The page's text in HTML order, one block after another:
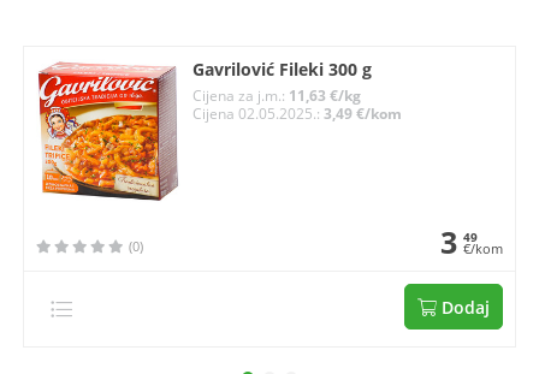
Gavrilović Fileki 300 g
Cijena za j.m.: 11,63 €/kg
Cijena 02.05.2025.:3,49 €/kom
(0) 3 49
€/kom
Dodaj